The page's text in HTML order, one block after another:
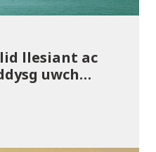
llesiant ac
uwch